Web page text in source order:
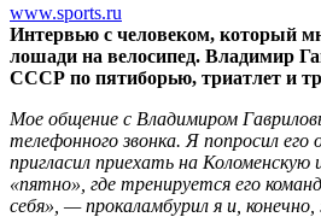
www.sports.ru
Интервью с человеком, который
лошади на велосипед. Владимир
СССР по пятиборью, триатлет и
Мое общение с Владимиром
телефонного звонка. Я попросил его
пригласил приехать на
«пятно», где тренируется его
себя», — прокаламбурил я и,